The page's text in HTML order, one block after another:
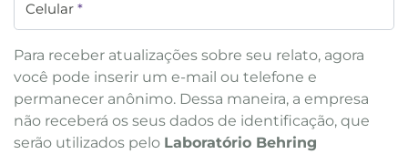
Celular *
Para receber atualizações sobre seu relato, agora
você pode inserir um e-mail ou telefone e
permanecer anônimo. Dessa maneira, a empresa
não receberá os seus dados de identificação, que
serão utilizados pelo Laboratório Behring